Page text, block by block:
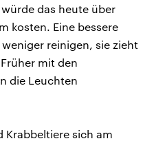
das heute über
kosten. Eine bessere
reinigen, sie zieht
mit den
die Leuchten
Krabbeltiere sich am